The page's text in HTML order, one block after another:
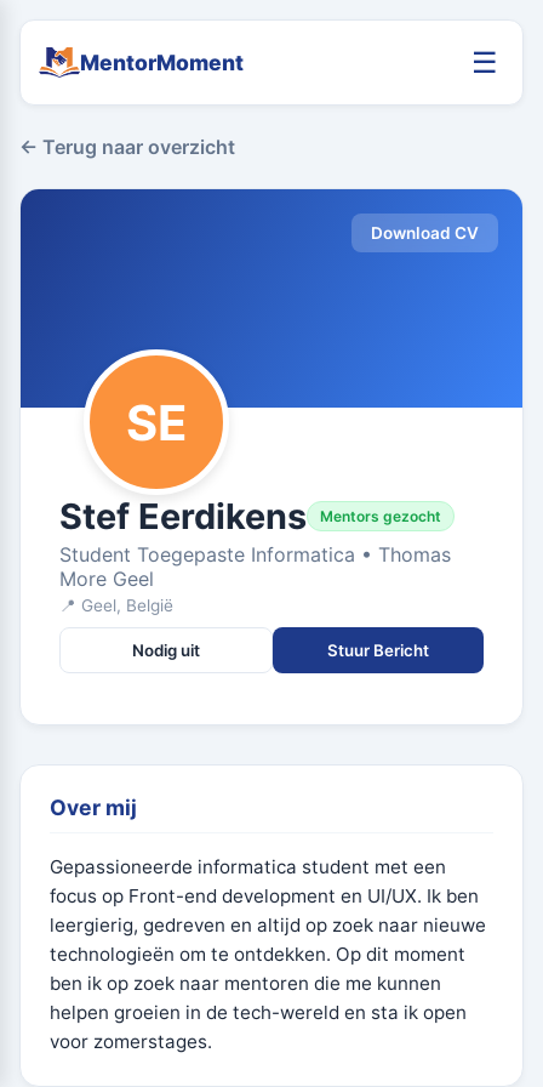
MentorMoment ☰
← Terug naar overzicht
Download CV
SE
Stef Eerdikens Mentors gezocht
Student Toegepaste Informatica • Thomas
More Geel
📍 Geel, België
Nodig uit Stuur Bericht
Over mij
Gepassioneerde informatica student met een
focus op Front-end development en UI/UX. Ik ben
leergierig, gedreven en altijd op zoek naar nieuwe
technologieën om te ontdekken. Op dit moment
ben ik op zoek naar mentoren die me kunnen
helpen groeien in de tech-wereld en sta ik open
voor zomerstages.